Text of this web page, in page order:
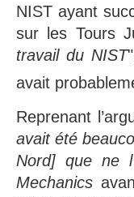
NIST ayant
sur les Tours
travail du NIST
avait
Reprenant
avait été
Nord] que ne
Mechanics